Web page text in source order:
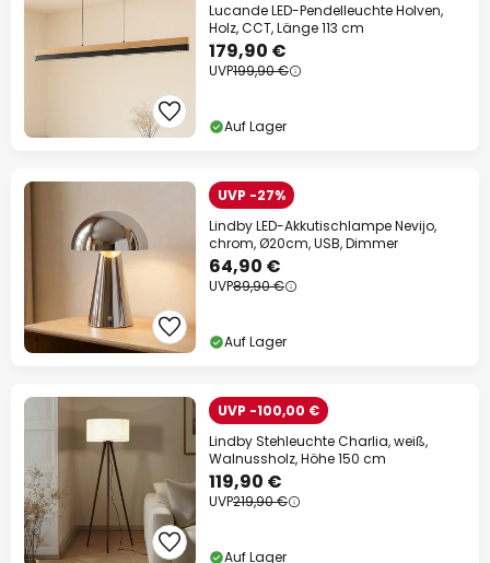
Lucande LED-Pendelleuchte Holven,
Holz, CCT, Länge 113 cm
179,90 €
UVP199,90 €
Auf Lager
UVP -27%
Lindby LED-Akkutischlampe Nevijo,
chrom, Ø20cm, USB, Dimmer
64,90 €
UVP89,90 €
Auf Lager
UVP -100,00 €
Lindby Stehleuchte Charlia, weiß,
Walnussholz, Höhe 150 cm
119,90 €
UVP219,90 €
Auf Lager